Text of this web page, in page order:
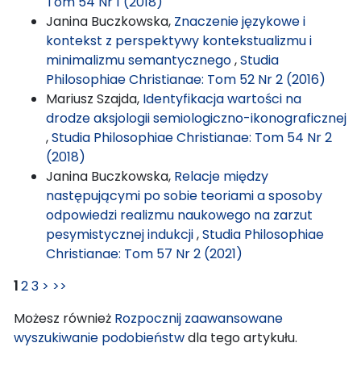
Janina Buczkowska, Znaczenie językowe i
kontekst z perspektywy kontekstualizmu i
minimalizmu semantycznego,Studia
Philosophiae Christianae: Tom 52 Nr 2 (2016)
Mariusz Szajda, Identyfikacja wartości na
drodze aksjologii semiologiczno-ikonograficznej
,Studia Philosophiae Christianae: Tom 54 Nr 2
(2018)
Janina Buczkowska, Relacje między
następującymi po sobie teoriami a sposoby
odpowiedzi realizmu naukowego na zarzut
pesymistycznej indukcji,Studia Philosophiae
Christianae: Tom 57 Nr 2 (2021)
123 > >>
Możesz również Rozpocznij zaawansowane
wyszukiwanie podobieństwdla tego artykułu.